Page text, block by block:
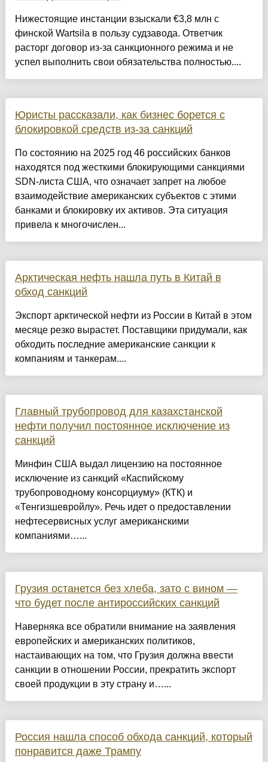
Нижестоящие инстанции взыскали €3,8 млн с
финской Wartsila в пользу судзавода. Ответчик
расторг договор из-за санкционного режима и не
успел выполнить свои обязательства полностью....
Юристы рассказали, как бизнес борется с
блокировкой средств из-за санкций
По состоянию на 2025 год 46 российских банков
находятся под жесткими блокирующими санкциями
SDN-листа США, что означает запрет на любое
взаимодействие американских субъектов с этими
банками и блокировку их активов. Эта ситуация
привела к многочислен...
Арктическая нефть нашла путь в Китай в
обход санкций
Экспорт арктической нефти из России в Китай в этом
месяце резко вырастет. Поставщики придумали, как
обходить последние американские санкции к
компаниям и танкерам....
Главный трубопровод для казахстанской
нефти получил постоянное исключение из
санкций
Минфин США выдал лицензию на постоянное
исключение из санкций «Каспийскому
трубопроводному консорциуму» (КТК) и
«Тенгизшевройлу». Речь идет о предоставлении
нефтесервисных услуг американскими
компаниями…...
Грузия останется без хлеба, зато с вином —
что будет после антироссийских санкций
Наверняка все обратили внимание на заявления
европейских и американских политиков,
настаивающих на том, что Грузия должна ввести
санкции в отношении России, прекратить экспорт
своей продукции в эту страну и…...
Россия нашла способ обхода санкций, который
понравится даже Трампу